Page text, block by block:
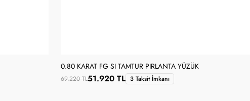
0.80 KARAT FG SI TAMTUR PIRLANTA YÜZÜK
69.220 TL51.920 TL 3 Taksit İmkanı